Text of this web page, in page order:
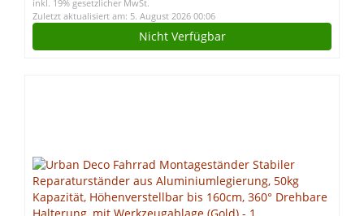
inkl. 19% gesetzlicher MwSt.
Zuletzt aktualisiert am: 5. August 2026 00:06
Nicht Verfügbar